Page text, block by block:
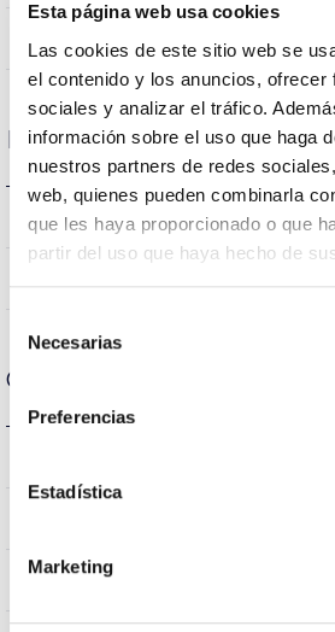
Esta página web usa cookies
Las cookies de este sitio web se
el contenido y los anuncios, ofrecer
sociales y analizar el tráfico.
información sobre el uso que haga
nuestros partners de redes
web, quienes pueden combinarla
que les haya proporcionado o que
partir del uso que haya hecho de
consentimiento
Necesarias
Preferencias
Estadística
Marketing
Comm. Prot. for reprogr.
Dimensions and Mounting
Measures 318 a
Optical data
Optical